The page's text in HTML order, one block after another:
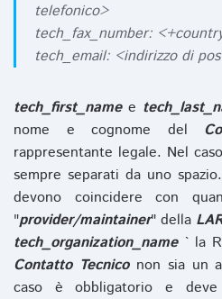
telefonico>
tech_fax_number:
tech_email: <indirizzo di
tech_first_namee
nome e cognome del
rappresentante legale. Nel
sempre separati da uno
devono coincidere con
"provider/maintainer" della
tech_organization_name` la
Contatto Tecniconon sia un a
caso è obbligatorio e